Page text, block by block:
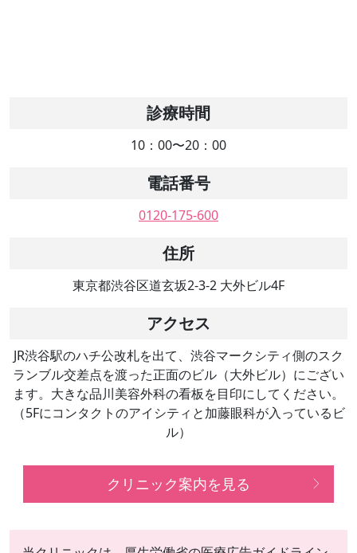
診療時間
10：00〜20：00
電話番号
0120-175-600
住所
東京都渋谷区道玄坂2-3-2 大外ビル4F
アクセス
JR渋谷駅のハチ公改札を出て、渋谷マークシティ側のスク
ランブル交差点を渡った正面のビル（大外ビル）にござい
ます。大きな品川美容外科の看板を目印にしてください。
（5Fにコンタクトのアイシティと加藤眼科が入っているビ
ル）
クリニック案内を見る